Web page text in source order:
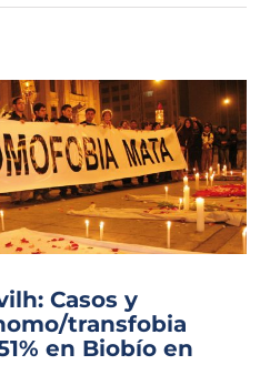
Casos y
transfobia
en Biobío en